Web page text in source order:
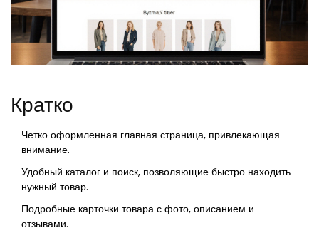
Кратко
Четко оформленная главная страница, привлекающая
внимание.
Удобный каталог и поиск, позволяющие быстро находить
нужный товар.
Подробные карточки товара с фото, описанием и
отзывами.